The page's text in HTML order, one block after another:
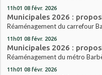
11h01 08 févr. 2026
Municipales 2026 :
Réaménagement du carrefour
11h01 08 févr. 2026
Municipales 2026 :
Réaménagement du métro
11h01 08 févr. 2026